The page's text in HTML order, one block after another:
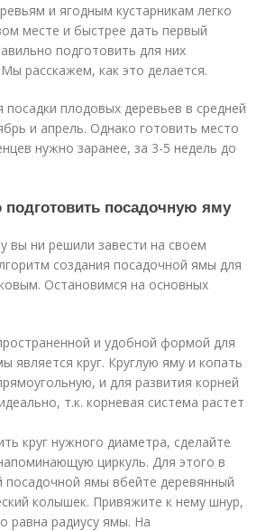
и ягодным кустарникам легко
месте и быстрее дать первый
подготовить для них
расскажем, как это делается.
плодовых деревьев в средней
и апрель. Однако готовить место
нужно заранее, за 3-5 недель до
подготовить посадочную яму
вы ни решили завести на своем
создания посадочной ямы для
Остановимся на основных
и удобной формой для
является круг. Круглую яму и копать
и для развития корней
т.к. корневая система растет
круг нужного диаметра, сделайте
циркуль. Для этого в
посадочной ямы вбейте деревянный
колышек. Привяжите к нему шнур,
равна радиусу ямы. На